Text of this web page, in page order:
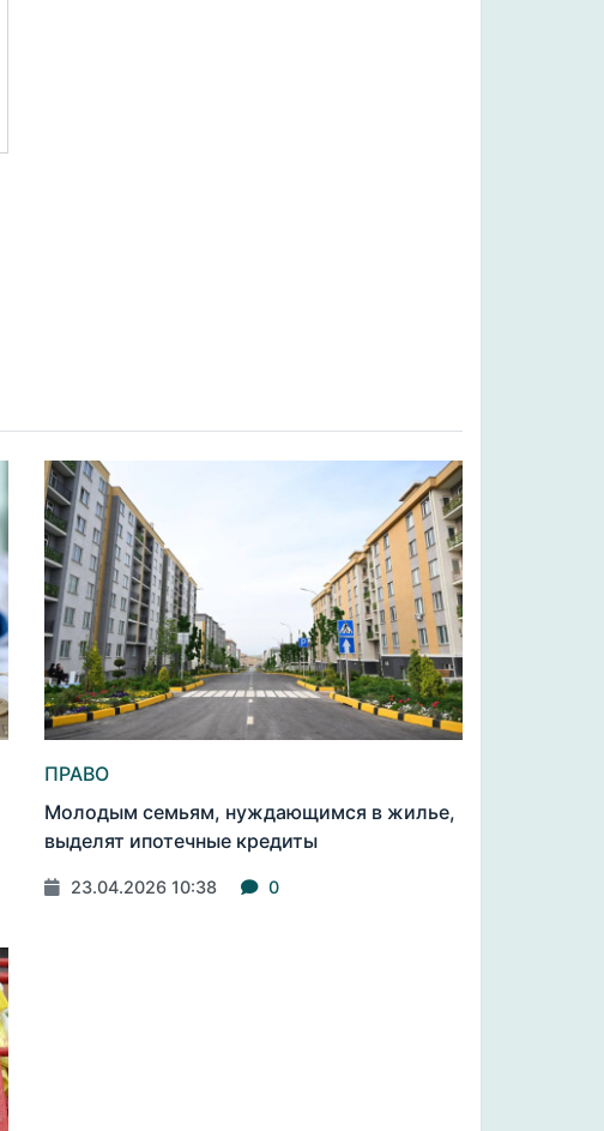
ПРАВО
Молодым семьям, нуждающимся в жилье,
выделят ипотечные кредиты
23.04.2026 10:38 0